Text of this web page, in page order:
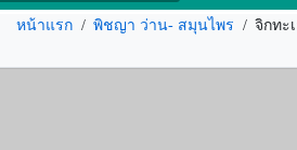
หน้าแรก / พิชญา ว่าน- สมุนไพร / จิกทะ